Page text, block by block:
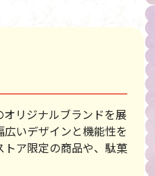
オリジナルブランドを展
いデザインと機能性を
ア限定の商品や、駄菓